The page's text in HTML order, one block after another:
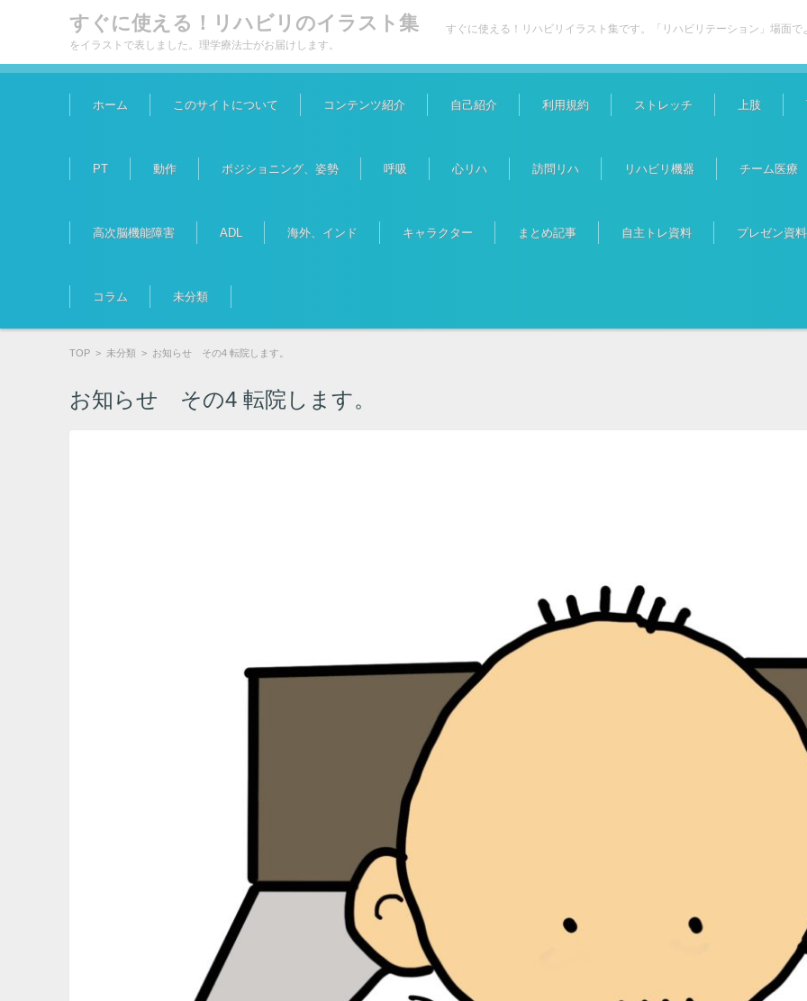
すぐに使える！リハビリのイラスト集
すぐに使える！リハビリイラスト集です。「リハビリテーション」場面
をイラストで表しました。理学療法士がお届けします。
コンテンツに移動
ホーム このサイトについて コンテンツ紹介 自己紹介 利用規約 ストレッチ 上肢
PT 動作 ポジショニング、姿勢 呼吸 心リハ 訪問リハ リハビリ機器 チーム医療
高次脳機能障害 ADL 海外、インド キャラクター まとめ記事 自主トレ資料 プレゼン資料
コラム 未分類
TOP > 未分類 > お知らせ その4 転院します。
お知らせ その4 転院します。